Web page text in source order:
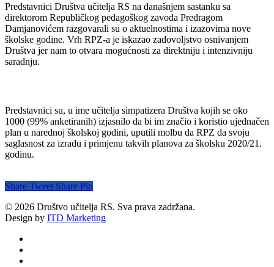
Predstavnici Društva učitelja RS na današnjem sastanku sa
direktorom Republičkog pedagoškog zavoda Predragom
Damjanovićem razgovarali su o aktuelnostima i izazovima nove
školske godine. Vrh RPZ-a je iskazao zadovoljstvo osnivanjem
Društva jer nam to otvara mogućnosti za direktniju i intenzivniju
saradnju.
Predstavnici su, u ime učitelja simpatizera Društva kojih se oko
1000 (99% anketiranih) izjasnilo da bi im značio i koristio ujednačen
plan u narednoj školskoj godini, uputili molbu da RPZ da svoju
saglasnost za izradu i primjenu takvih planova za školsku 2020/21.
godinu.
Share Tweet Share Pin
© 2026 Društvo učitelja RS. Sva prava zadržana.
Design by ITD Marketing